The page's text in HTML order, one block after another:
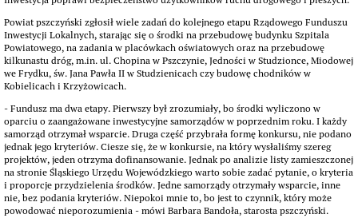
Powiat pszczyński zgłosił wiele zadań do kolejnego etapu Rządowego Funduszu
Inwestycji Lokalnych, starając się o środki na przebudowę budynku Szpitala
Powiatowego, na zadania w placówkach oświatowych oraz na przebudowę
kilkunastu dróg, m.in. ul. Chopina w Pszczynie, Jedności w Studzionce, Miodowej
we Frydku, św. Jana Pawła II w Studzienicach czy budowę chodników w
Kobielicach i Krzyżowicach.
- Fundusz ma dwa etapy. Pierwszy był zrozumiały, bo środki wyliczono w
oparciu o zaangażowane inwestycyjne samorządów w poprzednim roku. I każdy
samorząd otrzymał wsparcie. Druga część przybrała formę konkursu, nie podano
jednak jego kryteriów. Ciesze się, że w konkursie, na który wysłaliśmy szereg
projektów, jeden otrzyma dofinansowanie. Jednak po analizie listy zamieszczonej
na stronie Śląskiego Urzędu Wojewódzkiego warto sobie zadać pytanie, o kryteria
i proporcje przydzielenia środków. Jedne samorządy otrzymały wsparcie, inne
nie, bez podania kryteriów. Niepokoi mnie to, bo jest to czynnik, który może
powodować nieporozumienia - mówi Barbara Bandoła, starosta pszczyński.